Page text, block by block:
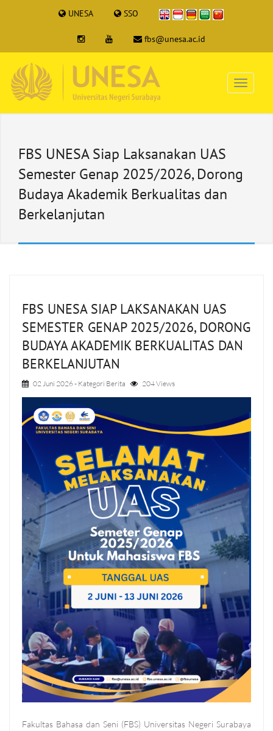
UNESA SSO
fbs@unesa.ac.id
FBS UNESA Siap Laksanakan UAS
Semester Genap 2025/2026, Dorong
Budaya Akademik Berkualitas dan
Berkelanjutan
FBS UNESA SIAP LAKSANAKAN UAS
SEMESTER GENAP 2025/2026, DORONG
BUDAYA AKADEMIK BERKUALITAS DAN
BERKELANJUTAN
02 Juni 2026- Kategori Berita 204 Views
Fakultas Bahasa dan Seni (FBS) Universitas Negeri Surabaya